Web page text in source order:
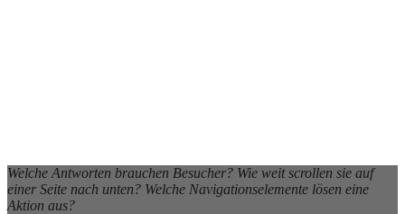
Welche Antworten brauchen Besucher? Wie weit scrollen sie auf
einer Seite nach unten? Welche Navigationselemente lösen eine
Aktion aus?